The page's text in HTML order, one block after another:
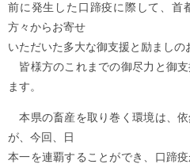
前に発生した口蹄疫に際して、首
方々からお寄せ
いただいた多大な御支援と励ましの
皆様方のこれまでの御尽力と御
ます。
本県の畜産を取り巻く環境は、
が、今回、日
本一を連覇することができ、口蹄